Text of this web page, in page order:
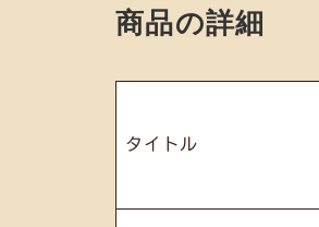
商品の詳細
タイトル